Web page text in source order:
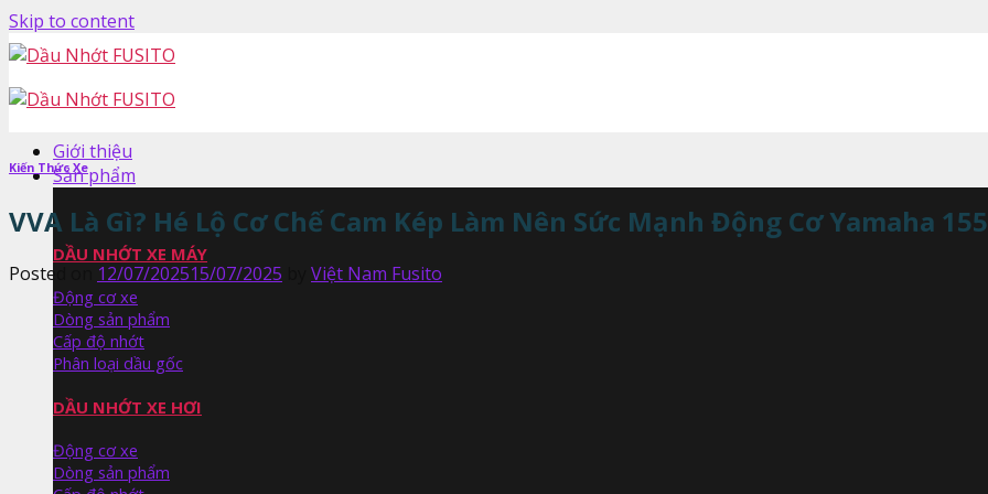
Skip to content
Giới thiệu
Sản phẩm
DẦU NHỚT XE MÁY
Động cơ xe
Dòng sản phẩm
Cấp độ nhớt
Phân loại dầu gốc
DẦU NHỚT XE HƠI
Động cơ xe
Dòng sản phẩm
Kiến Thức Xe
VVA Là Gì? Hé Lộ Cơ Chế Cam Kép Làm Nên Sức Mạnh Động Cơ Yamaha
Posted on 12/07/202515/07/2025 Việt Nam Fusito